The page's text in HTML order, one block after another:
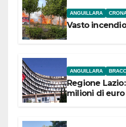
ANGUILLARA
Vasto
ANGUILLARA
Regione
milioni di euro